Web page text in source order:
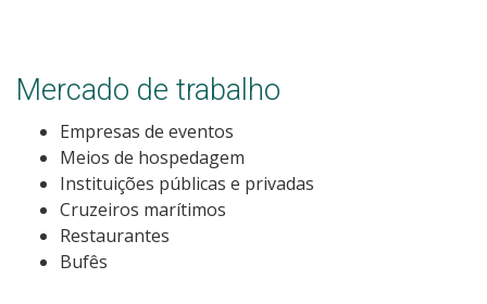
Orientações para Matrícula
Transferências e Retornos
Provas e Gabaritos
Estatísticas dos Processos Seletivos
Mercado de trabalho
Empresas de eventos
Meios de hospedagem
Instituições públicas e privadas
Cruzeiros marítimos
Restaurantes
Bufês